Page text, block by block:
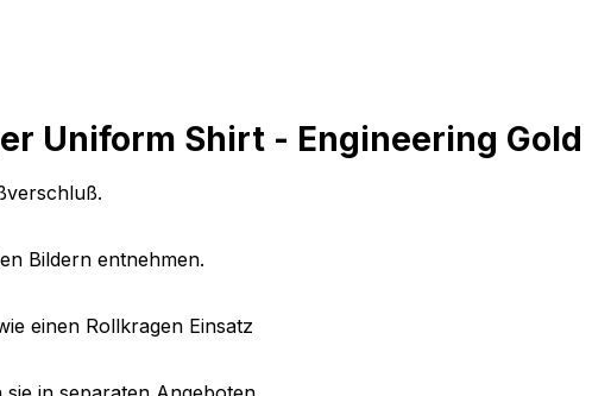
Uniform Shirt - Engineering
Bildern entnehmen.
einen Rollkragen Einsatz